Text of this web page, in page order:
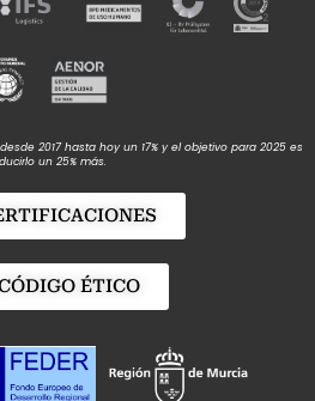
2017 hasta hoy un 17% y el objetivo para 2025 es
un 25% más.
ÉTICO